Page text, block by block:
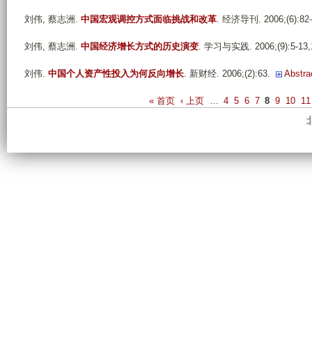
刘伟, 蔡志洲 . 中国宏观调控方式面临挑战和改革. 经济导刊.
刘伟, 蔡志洲 . 中国经济增长方式的历史演变. 学习与实践. 2006;(9):5-
刘伟. 中国个人资产性投入为何反向增长. 新财经. 2006;(2):63.
e
« 首页 ‹ 上页 … 4 5 6 7 8 9 10 11